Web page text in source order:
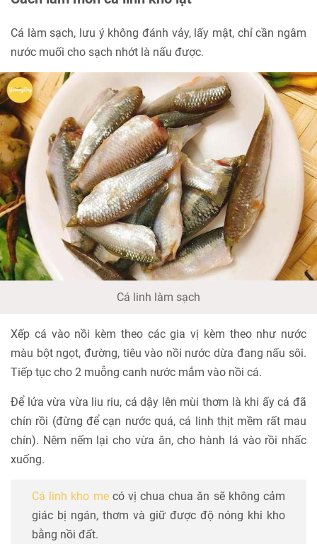
Cá làm sạch, lưu ý không đánh vảy, lấy mật, chỉ cần ngâm
nước muối cho sạch nhớt là nấu được.
Cá linh làm sạch
Xếp cá vào nồi kèm theo các gia vị kèm theo như nước
màu bột ngọt, đường, tiêu vào nồi nước dừa đang nấu sôi.
Tiếp tục cho 2 muỗng canh nước mắm vào nồi cá.
Để lửa vừa vừa liu riu, cá dậy lên mùi thơm là khi ấy cá đã
chín rồi (đừng để cạn nước quá, cá linh thịt mềm rất mau
chín). Nêm nếm lại cho vừa ăn, cho hành lá vào rồi nhấc
xuống.
Cá linh kho mecó vị chua chua ăn sẽ không cảm
giác bị ngán, thơm và giữ được độ nóng khi kho
bằng nồi đất.